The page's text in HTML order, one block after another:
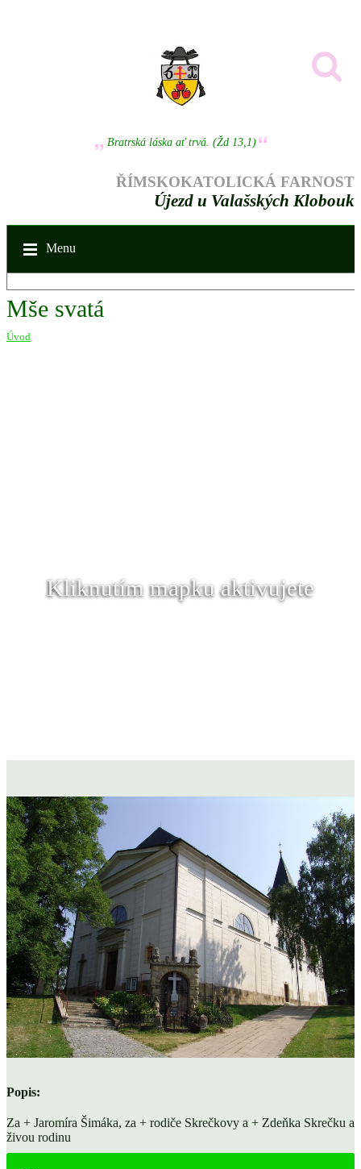
Bratrská láska ať trvá. (Žd 13,1)
ŘÍMSKOKATOLICKÁ FARNOST
Újezd u Valašských Klobouk
Menu
Mše svatá
Úvod
Kliknutím mapku aktivujete
Popis:
Za + Jaromíra Šimáka, za + rodiče Skrečkovy a + Zdeňka Skrečku a
živou rodinu